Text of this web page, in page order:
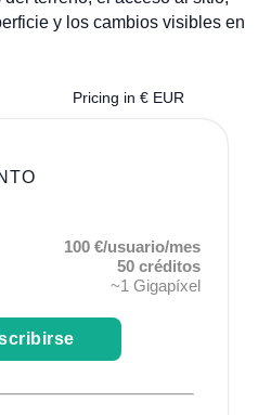
y los cambios visibles en
Pricing in € EUR
100 €/usuario/mes
50 créditos
~1 Gigapíxel